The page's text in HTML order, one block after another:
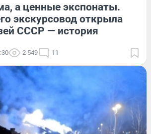
а ценные экспонаты.
экскурсовод открыла
СССР — история
2 549 11